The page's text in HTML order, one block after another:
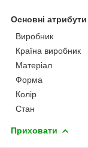
Основні атрибути
Виробник
Країна виробник
Матеріал
Форма
Колір
Стан
Приховати